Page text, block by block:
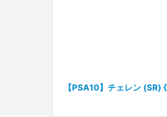
【PSA10】チェレン